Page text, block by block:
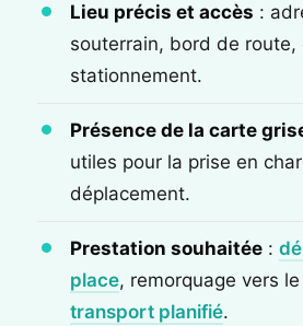
Lieu précis et accès :
souterrain, bord de route,
stationnement.
Présence de la carte
utiles pour la prise en
déplacement.
Prestation souhaitée :
place, remorquage vers
transport planifié.